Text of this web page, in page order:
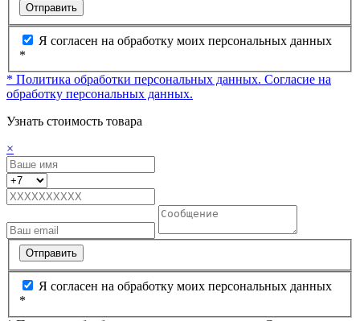
Отправить
Я согласен на обработку моих персональных данных
*
* Политика обработки персональных данных. Согласие на
обработку персональных данных.
Узнать стоимость товара
×
Отправить
Я согласен на обработку моих персональных данных
*